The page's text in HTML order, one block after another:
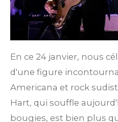
En ce 24 janvier, nous
d'une figure
Americana et rock
Hart, qui souffle
bougies, est bien plus